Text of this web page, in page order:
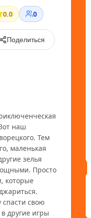
0.0 0
Поделиться
наш
Тем
маленькая
зелья
Просто
которые
свою
другие игры